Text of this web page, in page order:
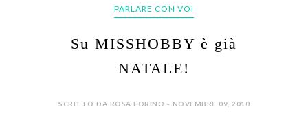
PARLARE CON VOI
Su MISSHOBBY è già
NATALE!
SCRITTO DA ROSA FORINO - NOVEMBRE 09, 2010